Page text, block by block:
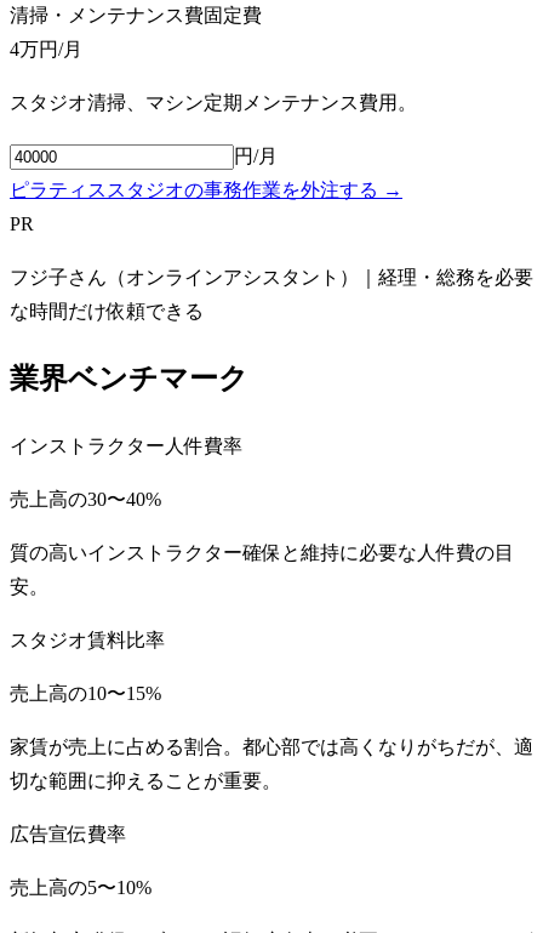
清掃・メンテナンス費固定費
4万円/月
スタジオ清掃、マシン定期メンテナンス費用。
円/月
ピラティススタジオの事務作業を外注する →
PR
フジ子さん（オンラインアシスタント）｜経理・総務を必要
な時間だけ依頼できる
業界ベンチマーク
インストラクター人件費率
売上高の30〜40%
質の高いインストラクター確保と維持に必要な人件費の目
安。
スタジオ賃料比率
売上高の10〜15%
家賃が売上に占める割合。都心部では高くなりがちだが、適
切な範囲に抑えることが重要。
広告宣伝費率
売上高の5〜10%